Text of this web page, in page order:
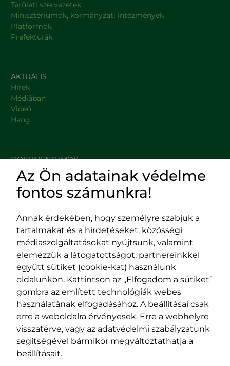
Területi szervezetek
Minisztériumok, kormányzati intézmények
Platformok
Prefektúrák
AKTUÁLIS
Hírek
Médiában
Videó
Hang
DOKUMENTUMOK
HASZNOS LINKEK
Impresszum
Adatvédelmi szabályzat
EPP program
400029 Kolozsvár,
Fürdő (Card. Iuliu Hossu) utca, 41.
szám
tel/fax:0723 250 321
email:office@rmdsz.ro
400489 Kolozsvár,
Majális utca, 60.
szám
tel/fax:0264 590 758
email:
office@rmdsz.ro
Az Ön adatainak védelme
fontos számunkra!
Annak érdekében, hogy személyre szabjuk a
tartalmakat és a hirdetéseket, közösségi
médiaszolgáltatásokat nyújtsunk, valamint
elemezzük a látogatottságot, partnereinkkel
együtt sütiket (cookie-kat) használunk
oldalunkon. Kattintson az „Elfogadom a sütiket”
gombra az említett technológiák webes
használatának elfogadásához. A beállításai csak
erre a weboldalra érvényesek. Erre a webhelyre
visszatérve, vagy az adatvédelmi szabályzatunk
segítségével bármikor megváltoztathatja a
beállításait.